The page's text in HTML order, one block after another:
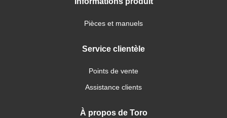
Pièces et manuels
Service clientèle
Points de vente
Assistance clients
À propos de Toro